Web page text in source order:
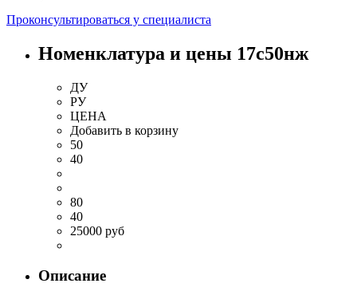
Проконсультироваться у специалиста
Номенклатура и цены 17с50нж
ДУ
РУ
ЦЕНА
Добавить в корзину
50
40
80
40
25000 руб
Описание